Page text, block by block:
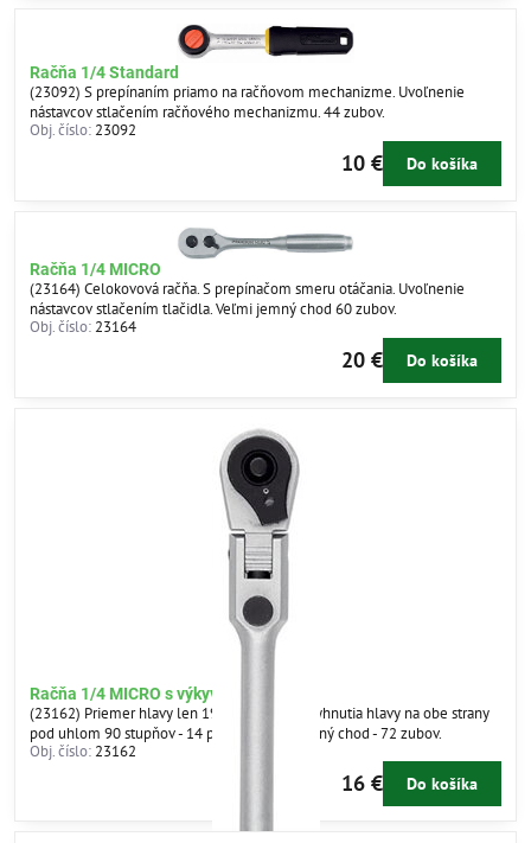
Račňa 1/4 Standard
(23092) S prepínaním priamo na račňovom mechanizme. Uvoľnenie
nástavcov stlačením račňového mechanizmu. 44 zubov.
Obj. číslo: 23092
10 € Do košíka
Račňa 1/4 MICRO
(23164) Celokovová račňa. S prepínačom smeru otáčania. Uvoľnenie
nástavcov stlačením tlačidla. Veľmi jemný chod 60 zubov.
Obj. číslo: 23164
20 € Do košíka
Račňa 1/4 MICRO s výkyvnou hlavou
(23162) Priemer hlavy len 19mm. Možnosť vyhnutia hlavy na obe strany
pod uhlom 90 stupňov - 14 pozícií. Veľmi jemný chod - 72 zubov.
Obj. číslo: 23162
16 € Do košíka